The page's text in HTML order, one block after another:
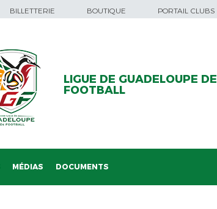
BILLETTERIE BOUTIQUE PORTAIL CLUBS
LIGUE DE GUADELOUPE DE
FOOTBALL
MÉDIAS DOCUMENTS